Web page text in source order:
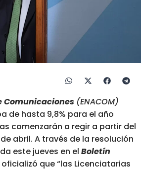
Comunicaciones (ENACOM)
de hasta 9,8% para el año
comenzarán a regir a partir del
de abril. A través de la resolución
este jueves en el Boletín
oficializó que “las Licenciatarias